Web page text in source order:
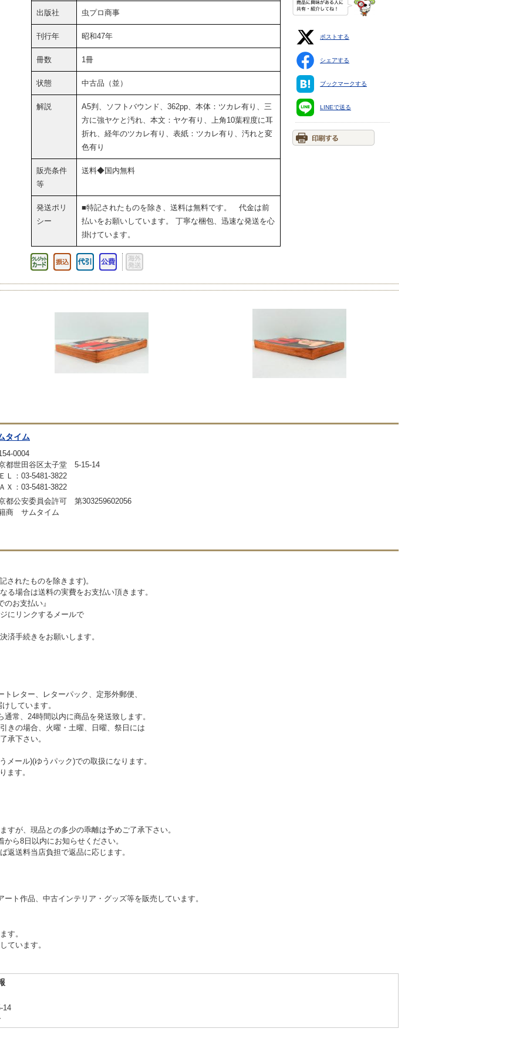
出版社 虫プロ商事
刊行年 昭和47年
冊数 1冊
状態 中古品（並）
解説
A5判、ソフトバウンド、362pp、本体：ツカレ有り、三
方に強ヤケと汚れ、本文：ヤケ有り、上角10葉程度に耳
折れ、経年のツカレ有り、表紙：ツカレ有り、汚れと変
色有り
販売条件
等
送料◆国内無料
発送ポリ
シー
■特記されたものを除き、送料は無料です。 代金は前
払いをお願いしています。 丁寧な梱包、迅速な発送を心
掛けています。
ポストする
シェアする
ブックマークする
LINEで送る
タイム
0004
都世田谷区太子堂 5-15-14
Ｌ：03-5481-3822
Ｘ：03-5481-3822
都公安委員会許可 第303259602056
商 サムタイム
れたものを除きます)。
場合は送料の実費をお支払い頂きます。
お支払い』
にリンクするメールで
手続きをお願いします。
レター、レターパック、定形外郵便、
しています。
通常、24時間以内に商品を発送致します。
の場合、火曜・土曜、日曜、祭日には
めご了承下さい。
ール)(ゆうパック)での取扱になります。
ます。
すが、現品との多少の乖離は予めご了承下さい。
から8日以内にお知らせください。
送料当店負担で返品に応じます。
ト作品、中古インテリア・グッズ等を販売しています。
ます。
ています。
14